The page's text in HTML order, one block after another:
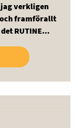
verkligen
framförallt
RUTINE...